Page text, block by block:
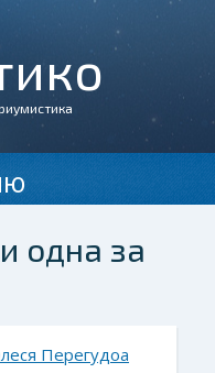
одна за
Перегудоа